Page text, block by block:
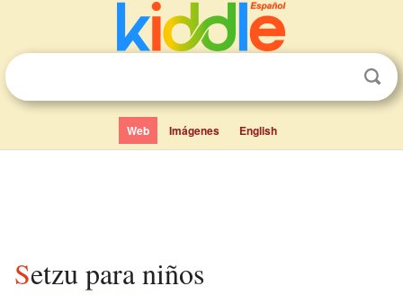
Web Imágenes English
Setzu para niños